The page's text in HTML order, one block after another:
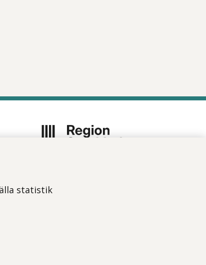
statistikhälso- och sjukvård i Region